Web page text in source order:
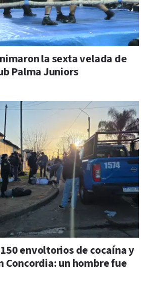
la sexta velada de
Palma Juniors
envoltorios de cocaína y
Concordia: un hombre fue